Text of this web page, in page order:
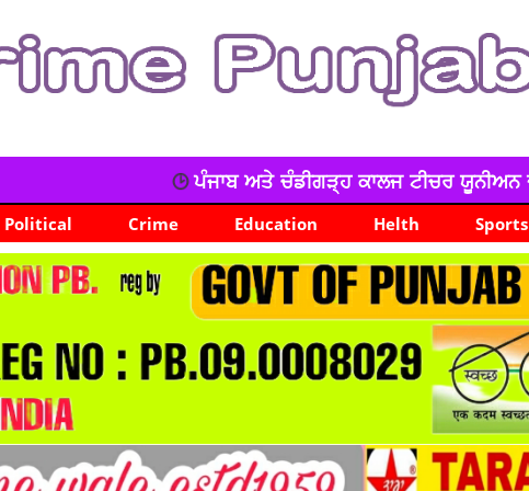
ਅਤੇ ਚੰਡੀਗੜ੍ਹ ਕਾਲਜ ਟੀਚਰ ਯੂਨੀਅਨ ਦਾ ਧਰਨਾ, ਕੀਤੀ ਨਾਅਰੇਬਾਜ਼ੀ
Political Crime Education Helth Sports